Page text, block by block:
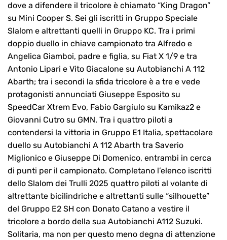
dove a difendere il tricolore è chiamato “King Dragon”
su Mini Cooper S. Sei gli iscritti in Gruppo Speciale
Slalom e altrettanti quelli in Gruppo KC. Tra i primi
doppio duello in chiave campionato tra Alfredo e
Angelica Giamboi, padre e figlia, su Fiat X 1/9 e tra
Antonio Lipari e Vito Giacalone su Autobianchi A 112
Abarth; tra i secondi la sfida tricolore è a tre e vede
protagonisti annunciati Giuseppe Esposito su
SpeedCar Xtrem Evo, Fabio Gargiulo su Kamikaz2 e
Giovanni Cutro su GMN. Tra i quattro piloti a
contendersi la vittoria in Gruppo E1 Italia, spettacolare
duello su Autobianchi A 112 Abarth tra Saverio
Miglionico e Giuseppe Di Domenico, entrambi in cerca
di punti per il campionato. Completano l’elenco iscritti
dello Slalom dei Trulli 2025 quattro piloti al volante di
altrettante bicilindriche e altrettanti sulle “silhouette”
del Gruppo E2 SH con Donato Catano a vestire il
tricolore a bordo della sua Autobianchi A112 Suzuki.
Solitaria, ma non per questo meno degna di attenzione